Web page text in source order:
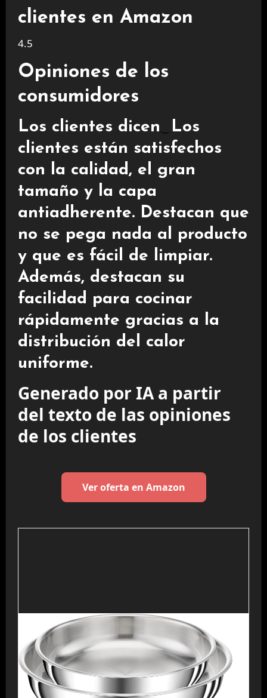
clientes en Amazon
4.5
Opiniones de los
consumidores
Los clientes dicen
Los
clientes están satisfechos
con la calidad, el gran
tamaño y la capa
antiadherente. Destacan que
no se pega nada al producto
y que es fácil de limpiar.
Además, destacan su
facilidad para cocinar
rápidamente gracias a la
distribución del calor
uniforme.
Generado por IA a partir
del texto de las opiniones
de los clientes
Ver oferta en Amazon